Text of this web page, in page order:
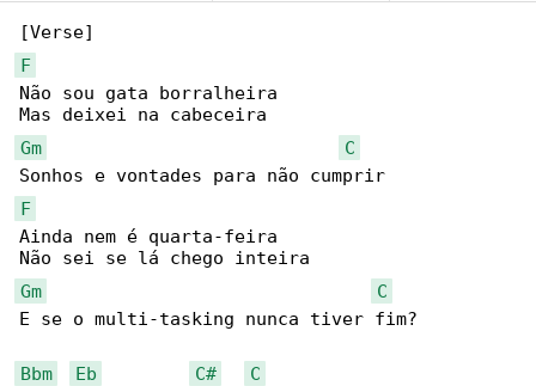
F
Não sou gata borralheira
Gm
C
F
Ainda nem é quarta-feira
Gm
C
E se o multi-tasking nunca tiver fim?
Bbm Eb C#
C